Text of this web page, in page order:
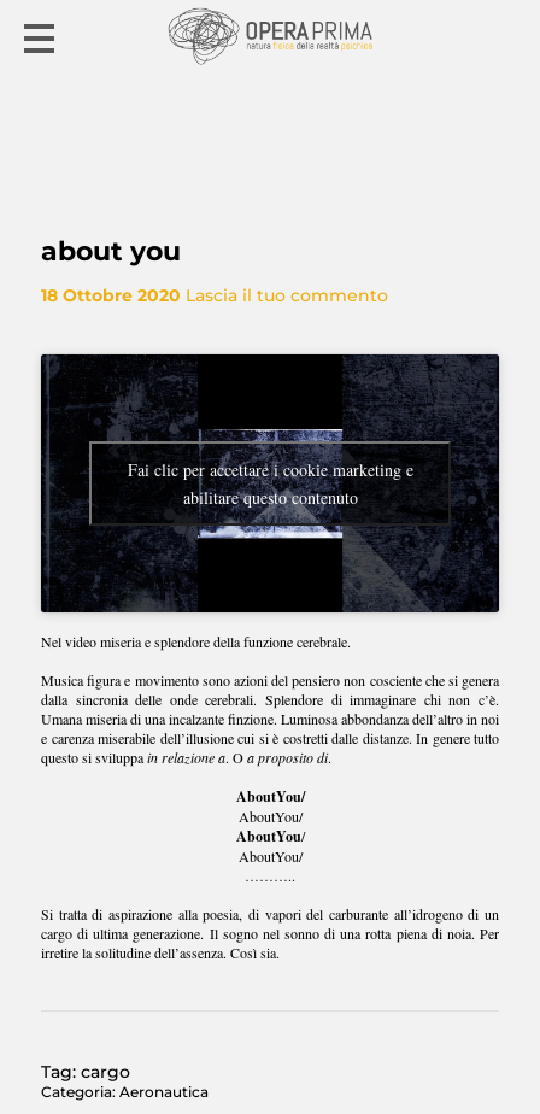
about you
18 Ottobre 2020 Lascia il tuo commento
Fai clic per accettare i cookie marketing e
abilitare questo contenuto
Nel video miseria e splendore della funzione cerebrale.
Musica figura e movimento sono azioni del pensiero non cosciente che si genera
dalla sincronia delle onde cerebrali. Splendore di immaginare chi non c’è.
Umana miseria di una incalzante finzione. Luminosa abbondanza dell’altro in noi
e carenza miserabile dell’illusione cui si è costretti dalle distanze. In genere tutto
questo si sviluppain relazione a. Oa proposito di.
AboutYou/
AboutYou/
AboutYou/
AboutYou/
………..
Si tratta di aspirazione alla poesia, di vapori del carburante all’idrogeno di un
cargo di ultima generazione. Il sogno nel sonno di una rotta piena di noia. Per
irretire la solitudine dell’assenza. Così sia.
Tag: cargo
Categoria: Aeronautica